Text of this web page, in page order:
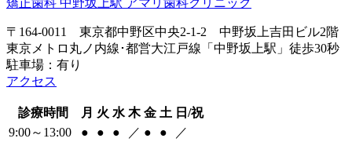
〒164-0011 東京都中野区中央2-1-2 中野坂上吉田ビル2階
東京メトロ丸ノ内線･都営大江戸線「中野坂上駅」徒歩30秒
駐車場：有り
アクセス
診療時間 月 火 水 木 金 土 日/祝
9:00～13:00
● ● ● ／ ● ●
／